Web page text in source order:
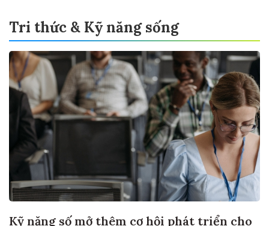
Tri thức & Kỹ năng sống
Kỹ năng số mở thêm cơ hội phát triển cho